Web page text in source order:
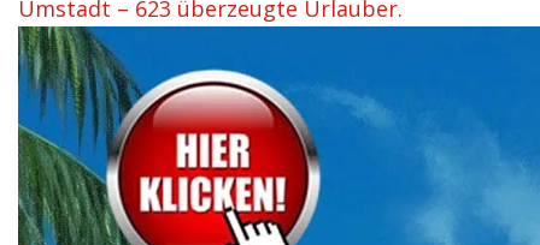
Umstadt – 623 überzeugte Urlauber.